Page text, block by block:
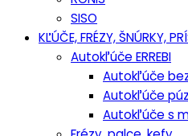
SISO
KĽÚČE, FRÉZY, ŠNÚRKY,
Autokľúče ERREBI
Autokľúče
Autokľúče
Autokľúče s